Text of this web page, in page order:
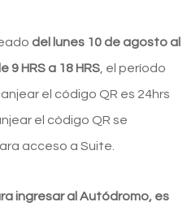
del lunes 10 de agosto al
HRS a 18 HRS , el período
el código QR es 24hrs
el código QR se
acceso a Suite.
ingresar al Autódromo, es